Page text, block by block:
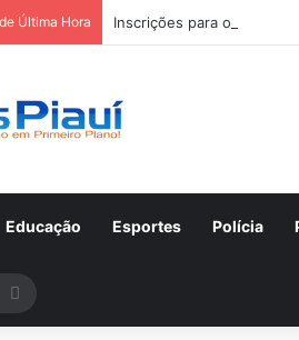
Última Hora Inscrições para o
Educação Esportes Polícia
Procurar
por